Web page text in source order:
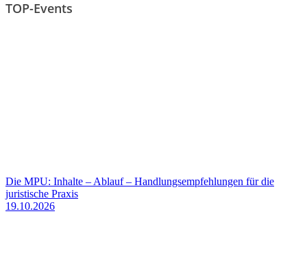
TOP-Events
Die MPU: Inhalte – Ablauf – Handlungsempfehlungen für die
juristische Praxis
19.10.2026